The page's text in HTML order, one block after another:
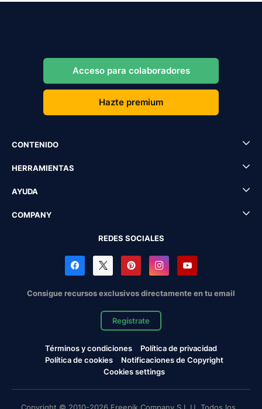
Acceso para colaboradores
Hazte premium
CONTENIDO
HERRAMIENTAS
AYUDA
COMPANY
REDES SOCIALES
Consigue recursos exclusivos directamente en tu email
Regístrate
Términos y condiciones
Política de privacidad
Política de cookies
Notificaciones de Copyright
Cookies settings